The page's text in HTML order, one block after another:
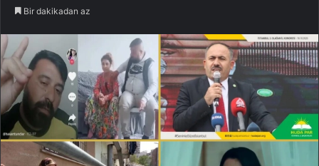
Bir dakikadan az